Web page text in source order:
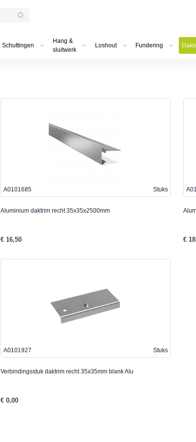
Schuttingen
Hang &
sluitwerk
Loshout Fundering
Stuks
A0101685
Aluminium daktrim recht 35x35x2500mm
€ 16,50 €
Stuks
A0101927
Verbindingsstuk daktrim recht 35x35mm blank Alu
€ 0,00